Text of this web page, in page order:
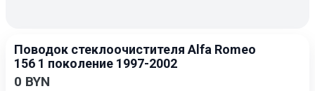
Поводок стеклоочистителя Alfa Romeo
156 1 поколение 1997-2002
0 BYN